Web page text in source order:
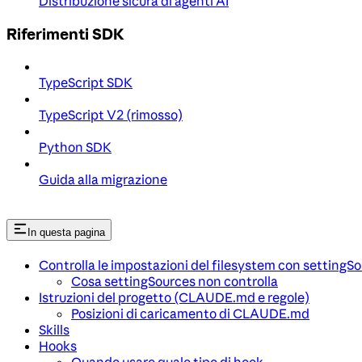
Riferimenti SDK
TypeScript SDK
TypeScript V2 (rimosso)
Python SDK
Guida alla migrazione
In questa pagina
Controlla le impostazioni del filesystem con
Cosa settingSources non controlla
Istruzioni del progetto (CLAUDE.md e regole)
Posizioni di caricamento di CLAUDE.md
Skills
Hooks